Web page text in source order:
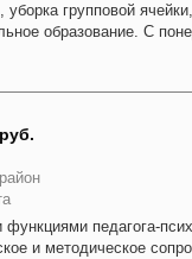
групповой
образование. С
педагога-
и методическое